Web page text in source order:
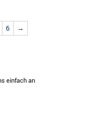
6 →
einfach an